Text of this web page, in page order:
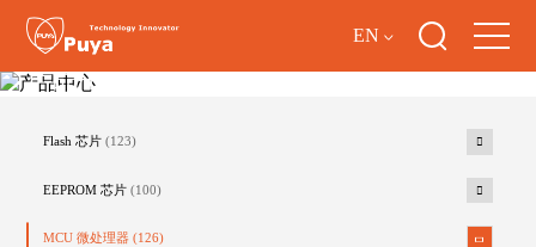
EN
产品中心
Flash 芯片 (123)
EEPROM 芯片 (100)
MCU 微处理器 (126)